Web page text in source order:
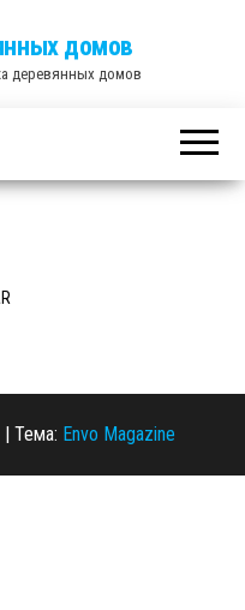
домов
деревянных домов
| Тема: Envo Magazine